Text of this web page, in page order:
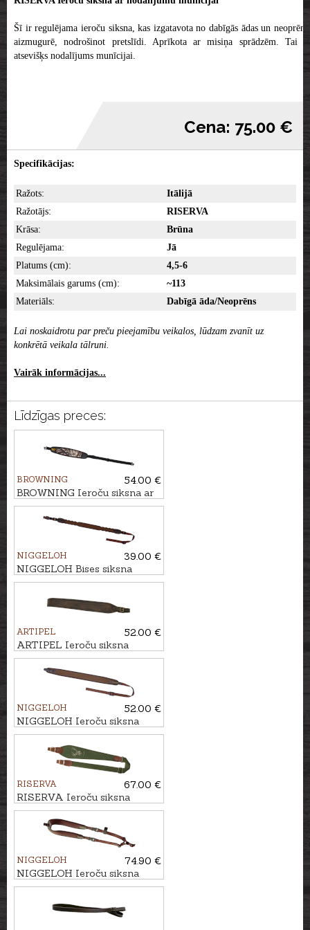
Šī ir regulējama ieroču siksna, kas izgatavota no dabīgās ādas un neoprēnu
aizmugurē, nodrošinot pretslīdi. Aprīkota ar misiņa sprādzēm. Tai ir
atsevišķs nodalījums munīcijai.
Cena: 75.00 €
Specifikācijas:
Ražots:
Itālijā
Ražotājs:
RISERVA
Krāsa:
Brūna
Regulējama:
Jā
Platums (cm):
4,5-6
Maksimālais garums (cm):
~113
Materiāls:
Dabīgā āda/Neoprēns
Lai noskaidrotu par preču pieejamību veikalos, lūdzam zvanīt uz
konkrētā veikala tālruni.
Vairāk informācijas...
Līdzīgas preces:
BROWNING
54.00 €
BROWNING Ieroču siksna ar
āķiem BIG GAME
NIGGELOH
39.00 €
NIGGELOH Bises siksna
ARTIPEL
52.00 €
ARTIPEL Ieroču siksna
NUBUCK, 93cm
NIGGELOH
52.00 €
NIGGELOH Ieroču siksna
UNIVERSAL QR
RISERVA
67.00 €
RISERVA Ieroču siksna
BRIEDIS
NIGGELOH
74.90 €
NIGGELOH Ieroču siksna
TITAN II CORDURA